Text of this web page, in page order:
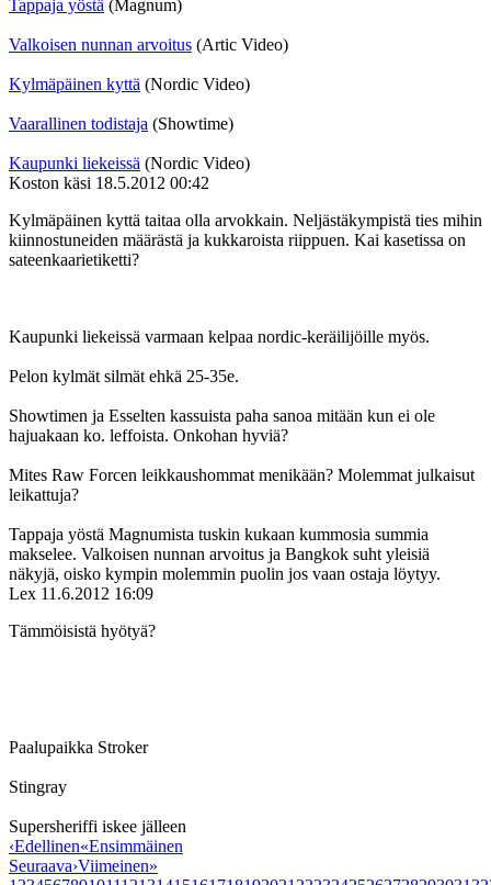
Tappaja yöstä (Magnum)
Valkoisen nunnan arvoitus (Artic Video)
Kylmäpäinen kyttä (Nordic Video)
Vaarallinen todistaja (Showtime)
Kaupunki liekeissä (Nordic Video)
Koston käsi 18.5.2012 00:42
Kylmäpäinen kyttä taitaa olla arvokkain. Neljästäkympistä ties mihin
kiinnostuneiden määrästä ja kukkaroista riippuen. Kai kasetissa on
sateenkaarietiketti?
Kaupunki liekeissä varmaan kelpaa nordic-keräilijöille myös.
Pelon kylmät silmät ehkä 25-35e.
Showtimen ja Esselten kassuista paha sanoa mitään kun ei ole
hajuakaan ko. leffoista. Onkohan hyviä?
Mites Raw Forcen leikkaushommat menikään? Molemmat julkaisut
leikattuja?
Tappaja yöstä Magnumista tuskin kukaan kummosia summia
makselee. Valkoisen nunnan arvoitus ja Bangkok suht yleisiä
näkyjä, oisko kympin molemmin puolin jos vaan ostaja löytyy.
Lex 11.6.2012 16:09
Tämmöisistä hyötyä?
Paalupaikka Stroker
Stingray
Supersheriffi iskee jälleen
‹Edellinen«Ensimmäinen
Seuraava›Viimeinen»